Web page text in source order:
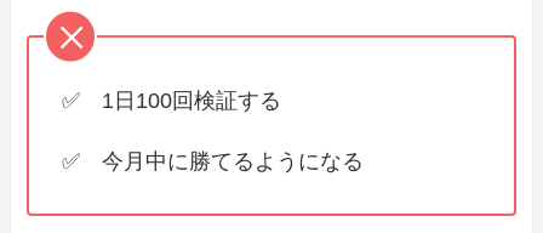
✅ 1日100回検証する
✅ 今月中に勝てるようになる